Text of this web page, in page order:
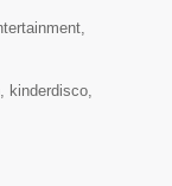
kinderdisco,